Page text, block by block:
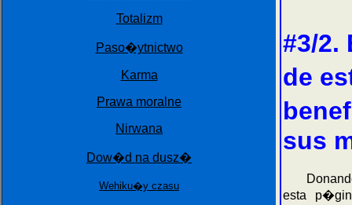
Totalizm
Paso�ytnictwo
Karma
Prawa moralne
Nirwana
Dow�d na dusz�
Wehiku�y czasu
#3/2.
de
sus
Donando
esta